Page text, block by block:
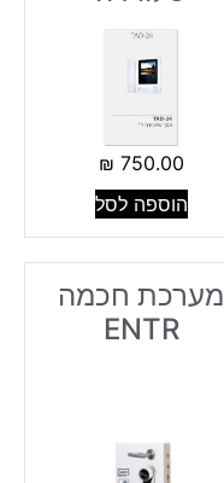
750.00
₪
הוספה לסל
מערכת חכמה
ENTR